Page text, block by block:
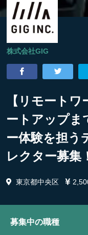
株式会社GIG
【リモート
ートアップま
ー体験を担う
レクター募
東京都中央区
募集中の職種